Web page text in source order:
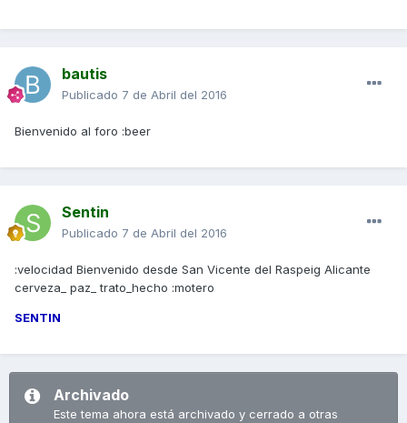
bautis
Publicado 7 de Abril del 2016
Bienvenido al foro :beer
Sentin
Publicado 7 de Abril del 2016
:velocidad Bienvenido desde San Vicente del Raspeig Alicante
cerveza_ paz_ trato_hecho :motero
SENTIN
Archivado
Este tema ahora está archivado y cerrado a otras